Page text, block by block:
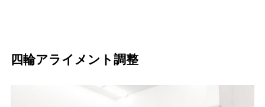
四輪アライメント調整